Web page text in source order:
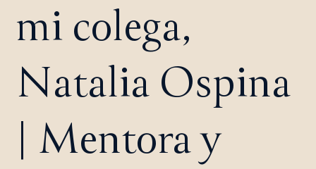
mi colega,
Natalia Ospina
| Mentora y